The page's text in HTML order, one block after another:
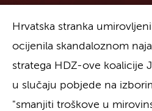
Hrvatska stranka
ocijenila skandaloznom
stratega HDZ-ove koalicije
u slučaju pobjede na
"smanjiti troškove u